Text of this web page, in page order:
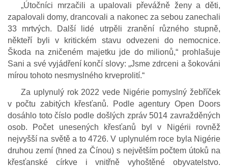
„Útočníci mrzačili a upalovali převážně ženy a děti,
zapalovali domy, drancovali a nakonec za sebou zanechali
33 mrtvých. Další lidé utrpěli zranění různého stupně,
někteří byli v kritickém stavu odvezeni do nemocnice.
Škoda na zničeném majetku jde do milionů,“ prohlašuje
Sani a své vyjádření končí slovy: „Jsme zdrceni a šokováni
mírou tohoto nesmyslného krveprolití.“
Za uplynulý rok 2022 vede Nigérie pomyslný žebříček
v počtu zabitých křesťanů. Podle agentury Open Doors
dosáhlo toto číslo podle došlých zpráv 5014 zavražděných
osob. Počet unesených křesťanů byl v Nigérii rovněž
nejvyšší na světě a to 4726. V uplynulém roce byla Nigérie
druhou zemí (hned za Čínou) s největším počtem útoků na
křesťanské církve i vnitřně vyhoštěné obyvatelstvo.